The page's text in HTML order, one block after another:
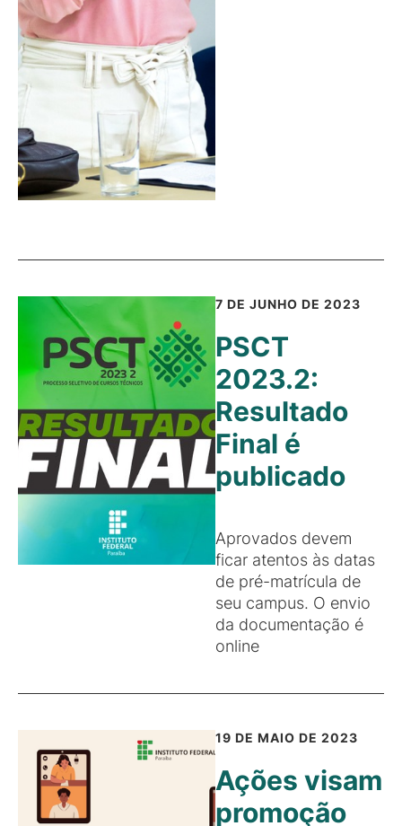
7 DE JUNHO DE 2023
PSCT
2023.2:
Resultado
Final é
publicado
Aprovados devem
ficar atentos às datas
de pré-matrícula de
seu campus. O envio
da documentação é
online
19 DE MAIO DE 2023
Ações visam
promoção